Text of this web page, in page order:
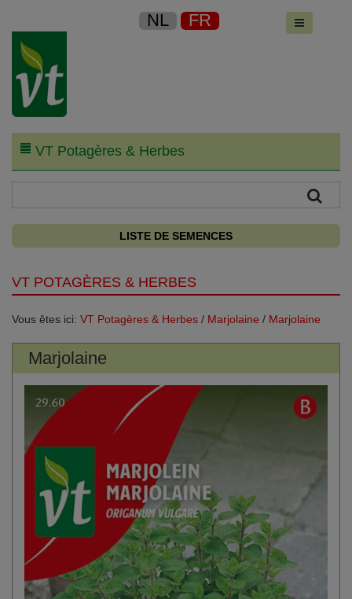
NL FR
VT Potagères & Herbes
LISTE DE SEMENCES
VT POTAGÈRES & HERBES
Vous êtes ici: VT Potagères & Herbes / Marjolaine / Marjolaine
Marjolaine